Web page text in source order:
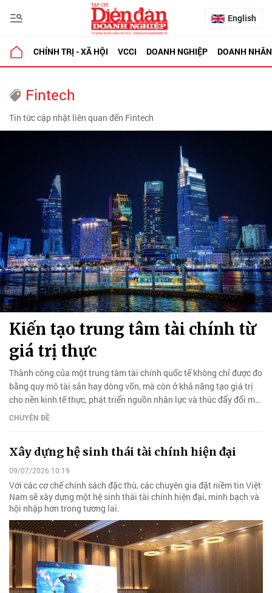
English
CHÍNH TRỊ - XÃ HỘI VCCI DOANH NGHIỆP DOANH NHÂN
Fintech
Tin tức cập nhật liên quan đến Fintech
Kiến tạo trung tâm tài chính từ
giá trị thực
Thành công của một trung tâm tài chính quốc tế không chỉ được đo
bằng quy mô tài sản hay dòng vốn, mà còn ở khả năng tạo giá trị
cho nền kinh tế thực, phát triển nguồn nhân lực và thúc đẩy đổi mới
sáng tạo.
CHUYÊN ĐỀ
Xây dựng hệ sinh thái tài chính hiện đại
09/07/2026 10:19
Với các cơ chế chính sách đặc thù, các chuyên gia đặt niềm tin Việt
Nam sẽ xây dựng một hệ sinh thái tài chính hiện đại, minh bạch và
hội nhập hơn trong tương lai.